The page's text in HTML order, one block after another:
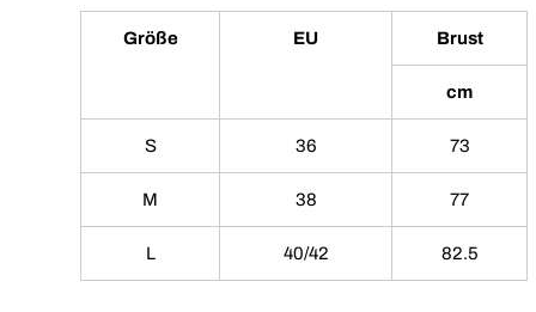
Größe EU Brust
cm
S 36 73
M 38 77
L 40/42 82.5